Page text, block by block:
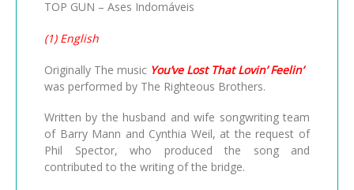
TOP GUN – Ases Indomáveis
(1) English
Originally The music You’ve Lost That Lovin’ Feelin’
was performed by The Righteous Brothers.
Written by the husband and wife songwriting team
of Barry Mann and Cynthia Weil, at the request of
Phil Spector, who produced the song and
contributed to the writing of the bridge.